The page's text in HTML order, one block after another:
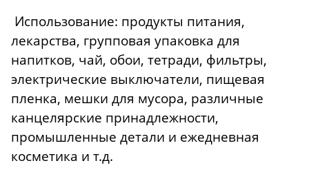
Использование: продукты питания,
лекарства, групповая упаковка для
напитков, чай, обои, тетради, фильтры,
электрические выключатели, пищевая
пленка, мешки для мусора, различные
канцелярские принадлежности,
промышленные детали и ежедневная
косметика и т.д.